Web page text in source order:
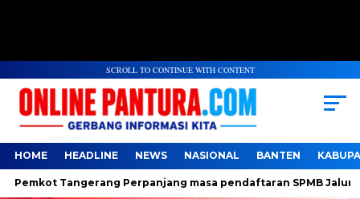
SCROLL TO CONTINUE WITH CONTENT
HOME HEADLINE NEWS NASIONAL BANTEN
Tangerang Perpanjang masa pendaftaran SPMB Jalur